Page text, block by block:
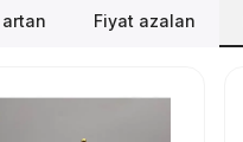
Fiyat azalan